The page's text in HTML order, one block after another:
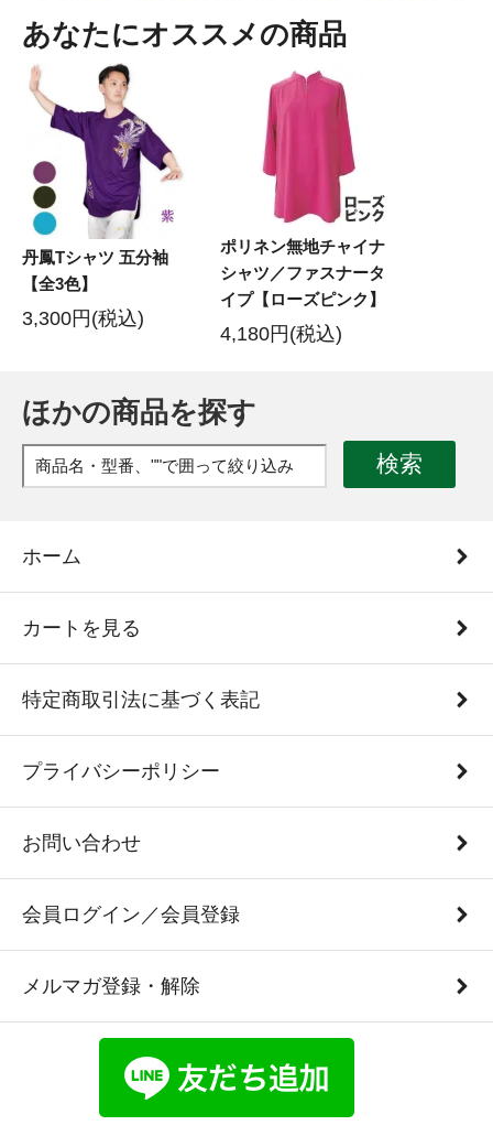
あなたにオススメの商品
丹鳳Tシャツ 五分袖
【全3色】
3,300円(税込)
ポリネン無地チャイナ
シャツ／ファスナータ
イプ【ローズピンク】
4,180円(税込)
ほかの商品を探す
検索
ホーム
カートを見る
特定商取引法に基づく表記
プライバシーポリシー
お問い合わせ
会員ログイン／会員登録
メルマガ登録・解除